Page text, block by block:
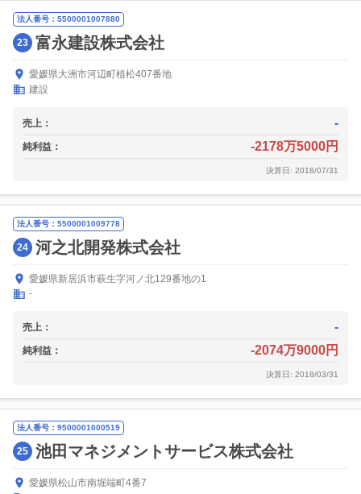
法人番号：5500001007880
23 富永建設株式会社
愛媛県大洲市河辺町植松407番地
建設
売上： -
純利益： -2178万5000円
決算日: 2018/07/31
法人番号：5500001009778
24 河之北開発株式会社
愛媛県新居浜市萩生字河ノ北129番地の1
-
売上： -
純利益： -2074万9000円
決算日: 2018/03/31
法人番号：9500001000519
25 池田マネジメントサービス株式会社
愛媛県松山市南堀端町4番7